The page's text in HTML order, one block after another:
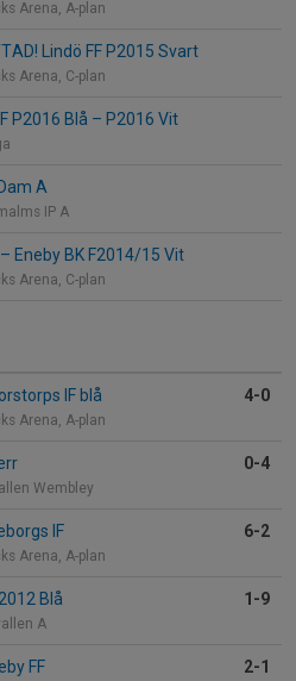
Arena, A-plan
Lindö FF P2015 Svart
Arena, C-plan
P2016 Blå – P2016 Vit
Dam A
IP A
– Eneby BK F2014/15 Vit
Arena, C-plan
IF blå
Arena, A-plan
4-0
Wembley
0-4
IF
Arena, A-plan
6-2
Blå
A
1-9
FF 2-1